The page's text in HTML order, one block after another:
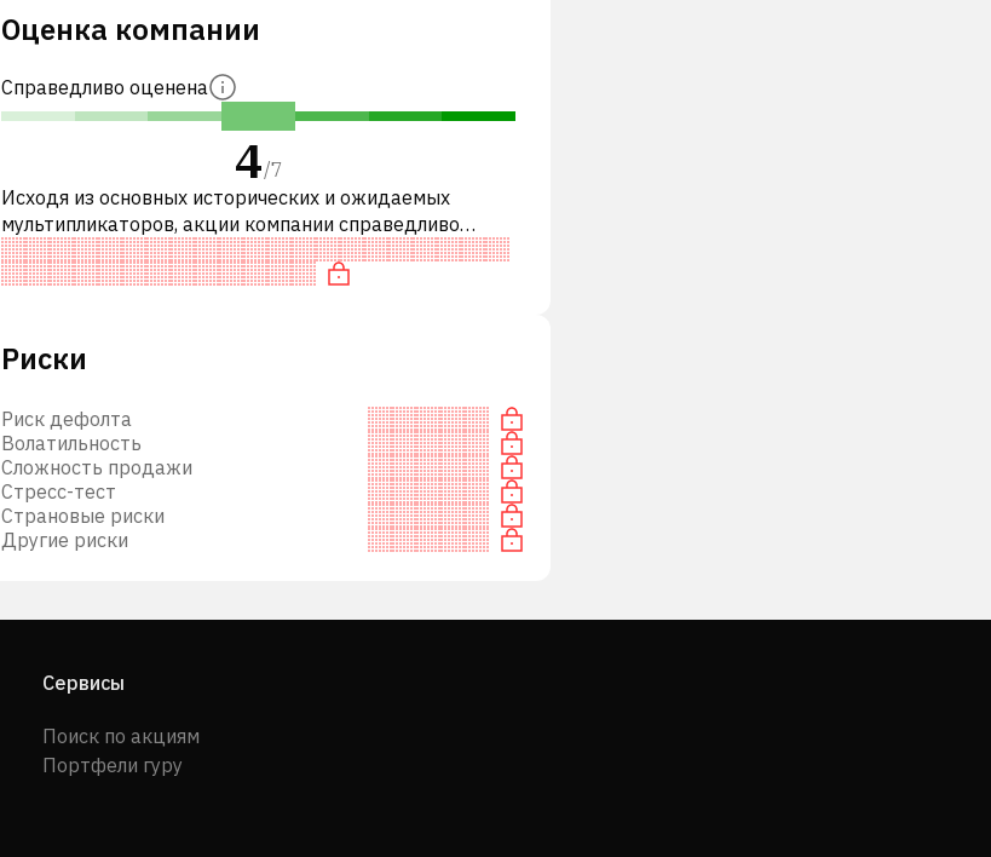
Оценка компании
Справедливо оценена
4/7
Исходя из основных исторических и ожидаемых
мультипликаторов, акции компании справедливо
оценены по сравнению с аналогичными компаниями. В
частности, акция компании разум
Риски
Риск дефолта
Волатильность
Сложность продажи
Стресс-тест
Страновые риски
Другие риски
Сервисы
Поиск по акциям
Портфели гуру